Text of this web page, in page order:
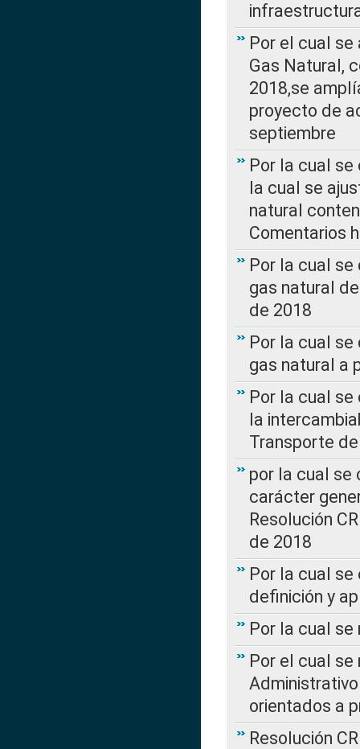
Por el cual
Gas Natural,
2018,se
proyecto de
septiembre
Por la cual se
la cual se
natural
Comentarios
Por la cual
gas natural
de 2018
Por la cual
gas natural a
Por la cual
la
Transporte
por la cual se
carácter
Resolución
de 2018
Por la cual
definición y
Por la cual
Por el cual
orientados a
Resolución